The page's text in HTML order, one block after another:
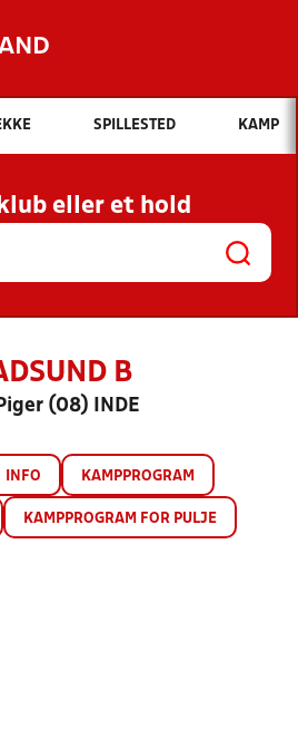
Hvad vil du søge efter?
INDHOLD OG NYHEDER
KLUBBER OG
HOLD
SPILLESTED KAMP
eller et hold
B
(08) INDE
INFO KAMPPROGRAM
KAMPPROGRAM FOR PULJE